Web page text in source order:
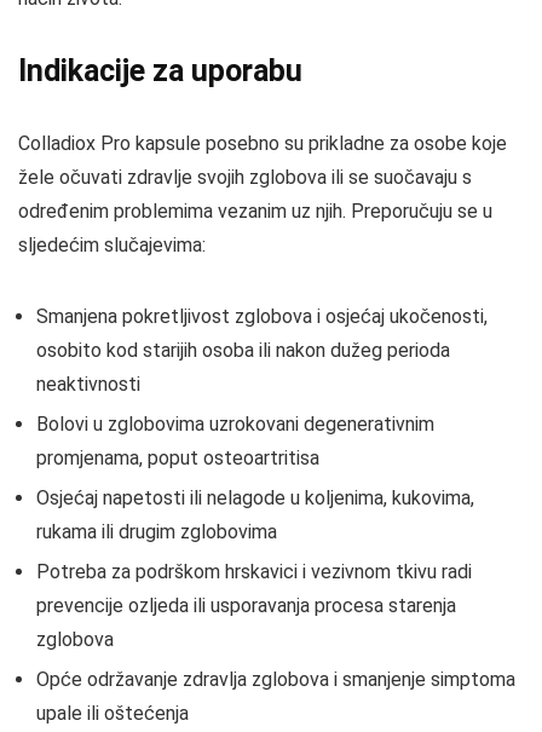
Indikacije za uporabu
Colladiox Pro kapsule posebno su prikladne za osobe koje
žele očuvati zdravlje svojih zglobova ili se suočavaju s
određenim problemima vezanim uz njih. Preporučuju se u
sljedećim slučajevima:
Smanjena pokretljivost zglobova i osjećaj ukočenosti,
osobito kod starijih osoba ili nakon dužeg perioda
neaktivnosti
Bolovi u zglobovima uzrokovani degenerativnim
promjenama, poput osteoartritisa
Osjećaj napetosti ili nelagode u koljenima, kukovima,
rukama ili drugim zglobovima
Potreba za podrškom hrskavici i vezivnom tkivu radi
prevencije ozljeda ili usporavanja procesa starenja
zglobova
Opće održavanje zdravlja zglobova i smanjenje simptoma
upale ili oštećenja